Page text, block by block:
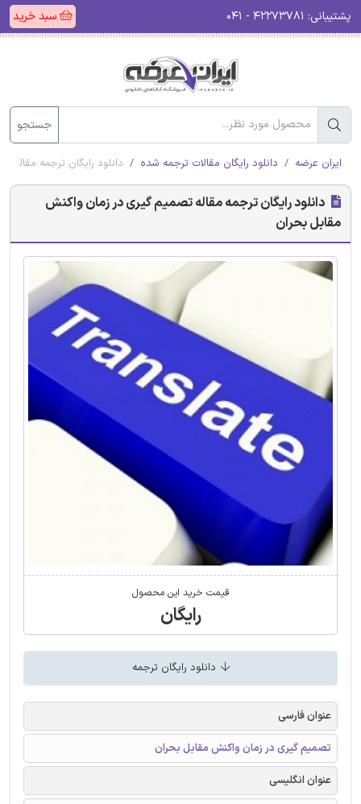
پشتیبانی: سبد خرید
جستجو
ایران عرضه دانلود رایگان مقالات ترجمه شده دانلود رایگان ترجمه
دانلود رایگان ترجمه مقاله تصمیم گیری در زمان واکنش
مقابل بحران
قیمت خرید این محصول
رایگان
دانلود رایگان ترجمه
عنوان فارسی
تصمیم گیری در زمان واکنش مقابل بحران
عنوان انگلیسی